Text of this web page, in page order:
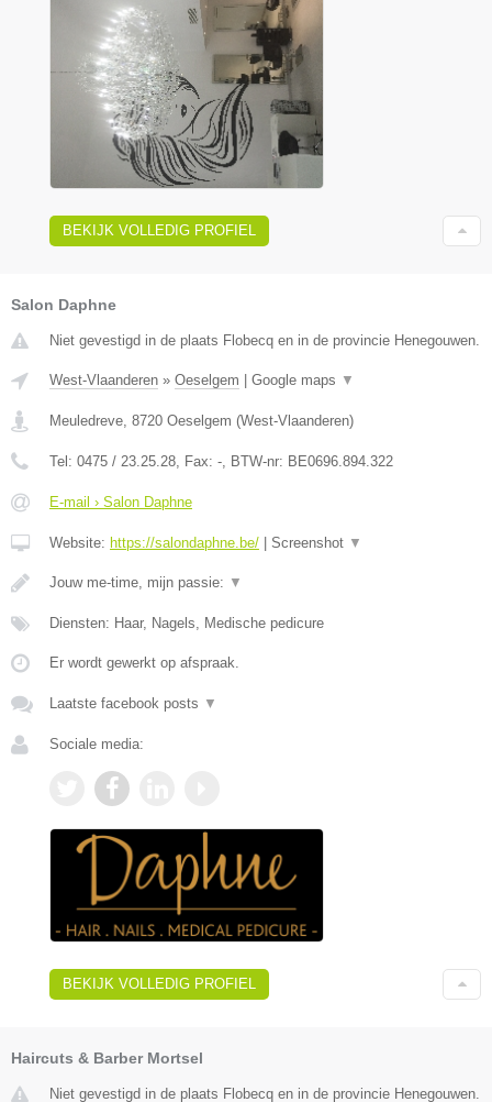
BEKIJK VOLLEDIG PROFIEL
Salon Daphne
Niet gevestigd in de plaats Flobecq en in de provincie Henegouwen.
West-Vlaanderen » Oeselgem Google maps ▼
Meuledreve, 8720 Oeselgem (West-Vlaanderen)
Tel: 0475 / 23.25.28, Fax: -, BTW-nr: BE0696.894.322
E-mail › Salon Daphne
Website: https://salondaphne.be/ Screenshot ▼
Jouw me-time, mijn passie: ▼
Diensten: Haar, Nagels, Medische pedicure
Er wordt gewerkt op afspraak.
Laatste facebook posts ▼
Sociale media:
BEKIJK VOLLEDIG PROFIEL
Haircuts & Barber Mortsel
Niet gevestigd in de plaats Flobecq en in de provincie Henegouwen.